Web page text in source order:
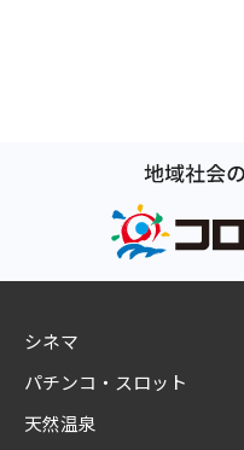
シネマ
パチンコ・スロット
天然温泉